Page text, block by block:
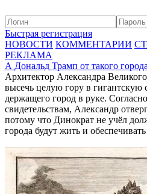
Быстрая регистрация
НОВОСТИ КОММЕНТАРИИ
РЕКЛАМА
А Дональд Трамп от такого
Архитектор Александра
высечь целую гору в гигантскую
держащего город в руке.
свидетельствам, Александр
потому что Динократ не учёл
города будут жить и